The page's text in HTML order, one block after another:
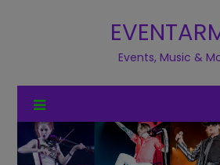
Events, Music &